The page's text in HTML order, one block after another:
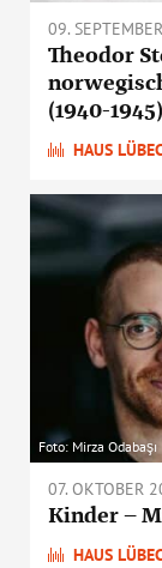
09.
Theodor
(1940-1945)
HAUS
Foto: Mirza Odabaşı
07. OKTOBER
Kinder –
HAUS